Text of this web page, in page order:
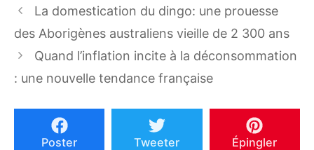
La domestication du dingo: une prouesse
des Aborigènes australiens vieille de 2 300 ans
Quand l’inflation incite à la déconsommation
: une nouvelle tendance française
Poster Tweeter Épingler